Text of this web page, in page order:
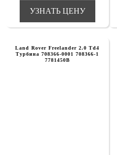
УЗНАТЬ ЦЕНУ
Land Rover Freelander 2.0 Td4
Турбина 708366-0001 708366-1
7781450B